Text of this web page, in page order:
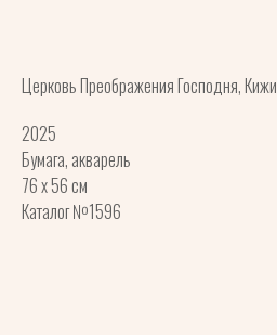
Церковь Преображения Господня, Кижи
2025
Бумага, акварель
76 x 56 см
Каталог №1596